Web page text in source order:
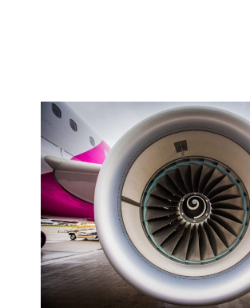
NA
NAJLEPSZĄ
PRACĘ
DYPLOMOWĄ